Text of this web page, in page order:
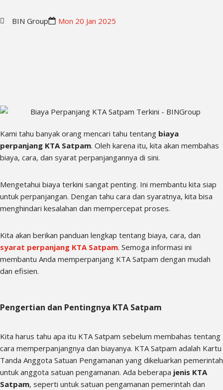
BIN Group Mon 20 Jan 2025
Kami tahu banyak orang mencari tahu tentang biaya
perpanjang KTA Satpam. Oleh karena itu, kita akan membahas
biaya, cara, dan syarat perpanjangannya di sini.
Mengetahui biaya terkini sangat penting. Ini membantu kita siap
untuk perpanjangan. Dengan tahu cara dan syaratnya, kita bisa
menghindari kesalahan dan mempercepat proses.
Kita akan berikan panduan lengkap tentang biaya, cara, dan
syarat perpanjang KTA Satpam. Semoga informasi ini
membantu Anda memperpanjang KTA Satpam dengan mudah
dan efisien.
Pengertian dan Pentingnya KTA Satpam
Kita harus tahu apa itu KTA Satpam sebelum membahas tentang
cara memperpanjangnya dan biayanya. KTA Satpam adalah Kartu
Tanda Anggota Satuan Pengamanan yang dikeluarkan pemerintah
untuk anggota satuan pengamanan. Ada beberapa jenis KTA
Satpam, seperti untuk satuan pengamanan pemerintah dan